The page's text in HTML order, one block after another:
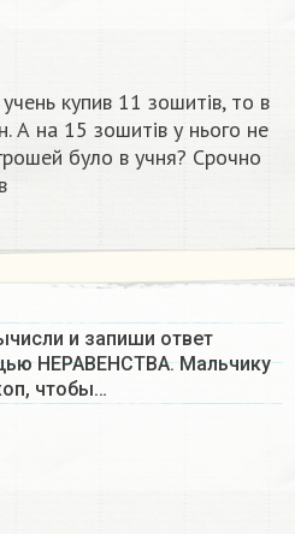
купив 11 зошитів, то в
А на 15 зошитів у нього не
було в учня? Срочно
и запиши ответ
НЕРАВЕНСТВА. Мальчику
чтобы…